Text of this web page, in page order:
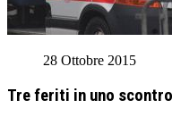
28 Ottobre 2015
Tre feriti in uno